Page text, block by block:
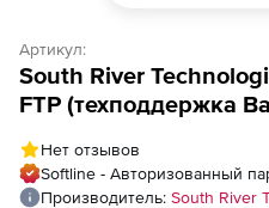
Артикул:
South River
FTP (техподдержка
Нет отзывов
Softline - Авторизованный
Производитель: South River